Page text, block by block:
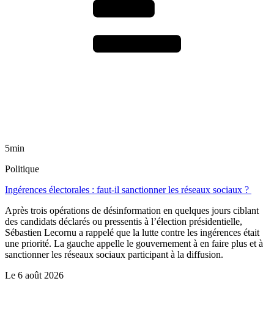
5min
Politique
Ingérences électorales : faut-il sanctionner les réseaux sociaux ?
Après trois opérations de désinformation en quelques jours ciblant
des candidats déclarés ou pressentis à l’élection présidentielle,
Sébastien Lecornu a rappelé que la lutte contre les ingérences était
une priorité. La gauche appelle le gouvernement à en faire plus et à
sanctionner les réseaux sociaux participant à la diffusion.
Le 6 août 2026